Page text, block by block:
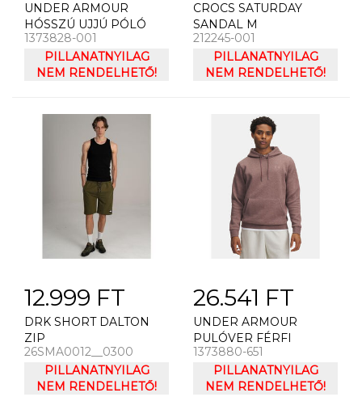
UNDER ARMOUR
HÓSSZÚ UJJÚ PÓLÓ
PÁNSKÉ TRIKO UNDER
ARMOUR UA CG
ARMOUR NOVELTY
1373828-001
PILLANATNYILAG
NEM RENDELHETŐ!
CROCS SATURDAY
SANDAL M
212245-001
PILLANATNYILAG
NEM RENDELHETŐ!
12.999 FT
DRK SHORT DALTON
ZIP
26SMA0012__0300
PILLANATNYILAG
NEM RENDELHETŐ!
26.541 FT
UNDER ARMOUR
PULÓVER FÉRFI
PULÓVER UNDER
ARMOUR UA ICON
FLEECE HOODIE-BRN
1373880-651
PILLANATNYILAG
NEM RENDELHETŐ!